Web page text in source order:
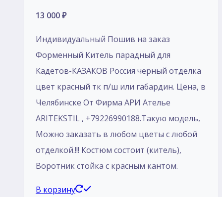
13 000₽
Индивидуальный Пошив на заказ
Форменный Китель парадный для
Кадетов-КАЗАКОВ Россия черный отделка
цвет красный тк п/ш или габардин. Цена, в
Челябинске От Фирма АРИ Ателье
ARITEKSTIL , +79226990188.Такую модель,
Mожно заказать в любом цветы с любой
отделкой.!!! Костюм состоит (китель),
Воротник стойка с красным кантом.
В корзину